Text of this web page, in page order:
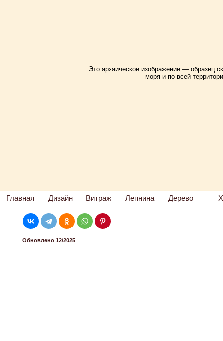
Это архаическое изображение — образец
моря и по всей
Главная Дизайн Витраж Лепнина Дерево
Обновлено 12/2025